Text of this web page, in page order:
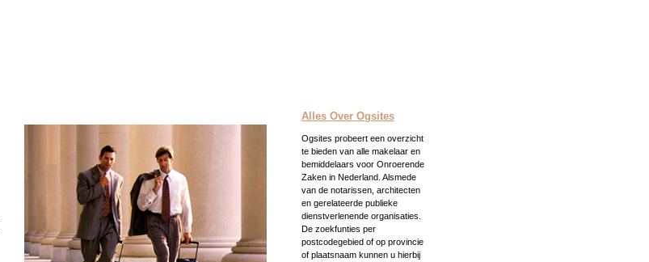
Alles Over Ogsites
Ogsites probeert een overzicht
te bieden van alle makelaar en
bemiddelaars voor Onroerende
Zaken in Nederland. Alsmede
van de notarissen, architecten
en gerelateerde publieke
dienstverlenende organisaties.
De zoekfunties per
postcodegebied of op provincie
of plaatsnaam kunnen u hierbij